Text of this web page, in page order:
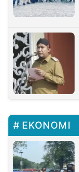
EKONOMI